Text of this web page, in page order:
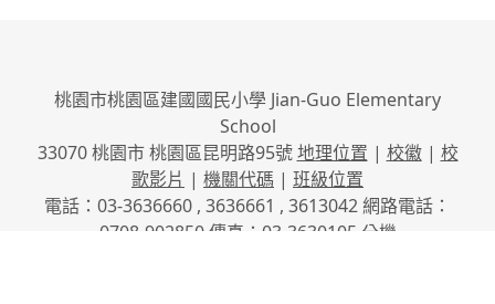
桃園市桃園區建國國民小學 Jian-Guo Elementary
School
33070 桃園市 桃園區昆明路95號地理位置 | 校徽| 校
歌影片 | 機關代碼 | 班級位置
電話：03-3636660 , 3636661 , 3613042 網路電話：
0708-902850 傳真：03-3630105 分機